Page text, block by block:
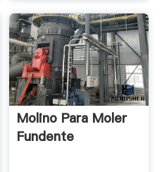
Molino Para Moler
Fundente